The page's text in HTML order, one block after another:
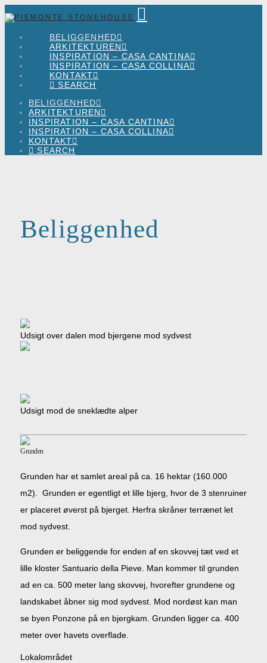
Piemonte
StonehouseBELIGGENHED
ARKITEKTUREN
INSPIRATION – CASA CANTINA
INSPIRATION – CASA COLLINA
KONTAKT
SEARCH
BELIGGENHED
ARKITEKTUREN
INSPIRATION – CASA CANTINA
INSPIRATION – CASA COLLINA
KONTAKT
SEARCH
Beliggenhed
Udsigt over dalen mod bjergene mod sydvest
Udsigt mod de sneklædte alper
Grunden
Grunden har et samlet areal på ca. 16 hektar (160.000
m2). Grunden er egentligt et lille bjerg, hvor de 3 stenruiner
er placeret øverst på bjerget. Herfra skråner terrænet let
mod sydvest.
Grunden er beliggende for enden af en skovvej tæt ved et
lille kloster Santuario della Pieve. Man kommer til grunden
ad en ca. 500 meter lang skovvej, hvorefter grundene og
landskabet åbner sig mod sydvest. Mod nordøst kan man
se byen Ponzone på en bjergkam. Grunden ligger ca. 400
meter over havets overflade.
Lokalområdet